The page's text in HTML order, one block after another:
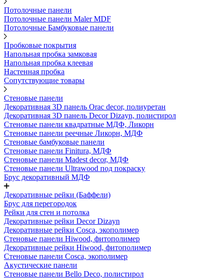
Потолочные панели
Потолочные панели Maler MDF
Потолочные Бамбуковые панели
Пробковые покрытия
Напольная пробка замковая
Напольная пробка клеевая
Настенная пробка
Сопутствующие товары
Стеновые панели
Декоративная 3D панель Orac decor, полиуретан
Декоративная 3D панель Decor Dizayn, полистирол
Стеновые панели квадратные МДФ, Ликорн
Стеновые панели реечные Ликорн, МДФ
Стеновые бамбуковые панели
Стеновые панели Finitura, МДФ
Стеновые панели Madest decor, МДФ
Стеновые панели Ultrawood под покраску
Брус декоративный МДФ
Декоративные рейки (Баффели)
Брус для перегородок
Рейки для стен и потолка
Декоративные рейки Decor Dizayn
Декоративные рейки Cosca, экополимер
Стеновые панели Hiwood, фитополимер
Декоративные рейки Hiwood, фитополимер
Стеновые панели Cosca, экополимер
Акустические панели
Стеновые панели Bello Deco, полистирол